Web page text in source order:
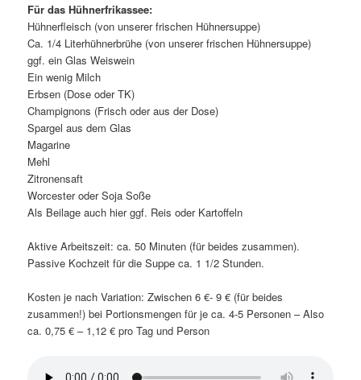
Für das Hühnerfrikassee:
Hühnerfleisch (von unserer frischen Hühnersuppe)
Ca. 1/4 Literhühnerbrühe (von unserer frischen Hühnersuppe)
ggf. ein Glas Weiswein
Ein wenig Milch
Erbsen (Dose oder TK)
Champignons (Frisch oder aus der Dose)
Spargel aus dem Glas
Magarine
Mehl
Zitronensaft
Worcester oder Soja Soße
Als Beilage auch hier ggf. Reis oder Kartoffeln
Aktive Arbeitszeit: ca. 50 Minuten (für beides zusammen).
Passive Kochzeit für die Suppe ca. 1 1/2 Stunden.
Kosten je nach Variation: Zwischen 6 €- 9 € (für beides
zusammen!) bei Portionsmengen für je ca. 4-5 Personen – Also
ca. 0,75 € – 1,12 € pro Tag und Person